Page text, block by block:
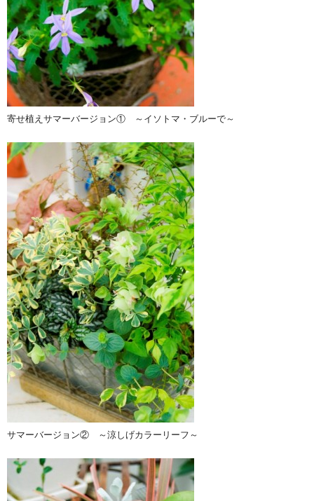
寄せ植えサマーバージョン① ～イソトマ・ブルーで～
サマーバージョン② ～涼しげカラーリーフ～